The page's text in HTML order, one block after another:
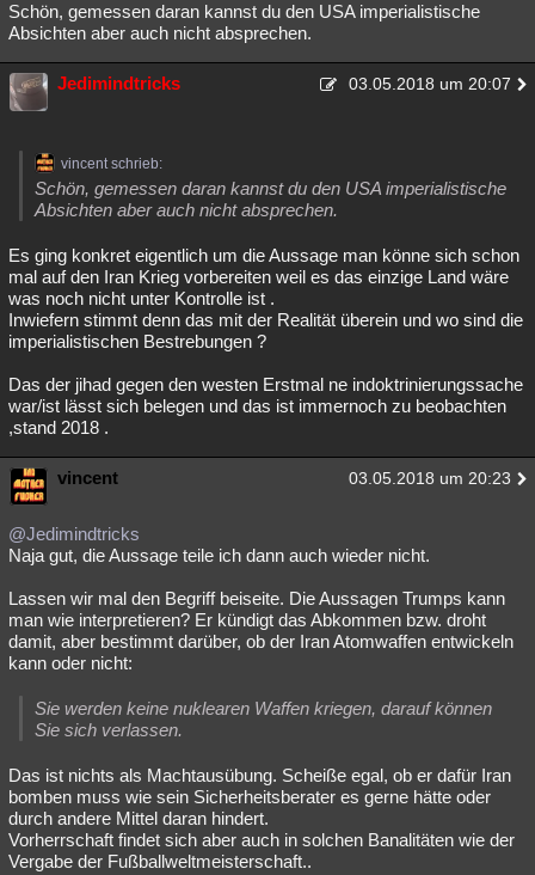
Schön, gemessen daran kannst du den USA imperialistische
Absichten aber auch nicht absprechen.
Jedimindtricks 03.05.2018 um 20:07
vincent schrieb:
Schön, gemessen daran kannst du den USA imperialistische
Absichten aber auch nicht absprechen.
Es ging konkret eigentlich um die Aussage man könne sich schon
mal auf den Iran Krieg vorbereiten weil es das einzige Land wäre
was noch nicht unter Kontrolle ist .
Inwiefern stimmt denn das mit der Realität überein und wo sind die
imperialistischen Bestrebungen ?
Das der jihad gegen den westen Erstmal ne indoktrinierungssache
war/ist lässt sich belegen und das ist immernoch zu beobachten
,stand 2018 .
vincent 03.05.2018 um 20:23
@Jedimindtricks
Naja gut, die Aussage teile ich dann auch wieder nicht.
Lassen wir mal den Begriff beiseite. Die Aussagen Trumps kann
man wie interpretieren? Er kündigt das Abkommen bzw. droht
damit, aber bestimmt darüber, ob der Iran Atomwaffen entwickeln
kann oder nicht:
Sie werden keine nuklearen Waffen kriegen, darauf können
Sie sich verlassen.
Das ist nichts als Machtausübung. Scheiße egal, ob er dafür Iran
bomben muss wie sein Sicherheitsberater es gerne hätte oder
durch andere Mittel daran hindert.
Vorherrschaft findet sich aber auch in solchen Banalitäten wie der
Vergabe der Fußballweltmeisterschaft..